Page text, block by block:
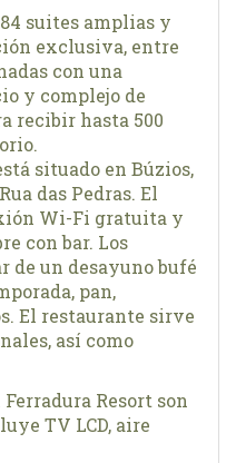
suites amplias y
exclusiva, entre
con una
y complejo de
recibir hasta 500
situado en Búzios,
das Pedras. El
Wi-Fi gratuita y
con bar. Los
de un desayuno bufé
pan,
El restaurante sirve
así como
Resort son
TV LCD, aire